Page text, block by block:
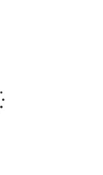
Ремень зубчатый AT10